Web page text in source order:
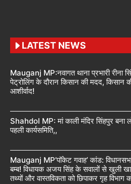
LATEST NEWS
Mauganj MP:नवागत थाना प्रभारी रीना
पेट्रोलिंग के दौरान किसान की मदद,
आशीर्वाद!
Shahdol MP: मां काली मंदिर सिंहपुर बना
पहली कार्यसमिति,,
Mauganj MP’पॉकेट गवाह’ कांड:
बम्ब! विधायक अजय सिंह के सवालों से खुली
तथ्यों और वास्तविकता को छिपाकर गृह विभाग